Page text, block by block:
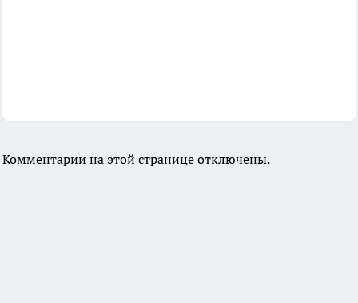
Комментарии на этой странице отключены.